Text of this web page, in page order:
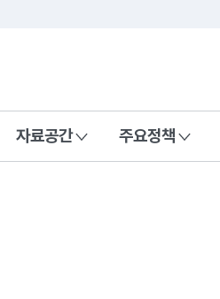
대한민국
자료공간 주요정책